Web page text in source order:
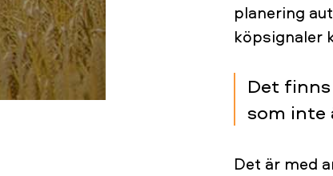
planering
köpsignaler
Det
som inte
Det är med